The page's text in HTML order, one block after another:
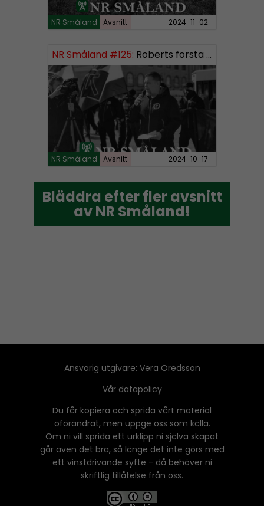
NR Småland Avsnitt 2024-11-02
NR Småland #125: Roberts första burk mjukmedel
NR Småland Avsnitt 2024-10-17
Bläddra efter fler avsnitt
av NR Småland!
Bläddra efter fler avsnitt
av NR Småland!
Ansvarig utgivare: Vera Oredsson
Vår datapolicy
Du får kopiera och sprida vårt material
oförändrat, men uppge oss som källa.
Om ni vill sprida ett urklipp ni själva skapat
går även det bra, så länge det inte görs med
ett vinstdrivande syfte - då behöver ni
skriftlig tillåtelse från oss.